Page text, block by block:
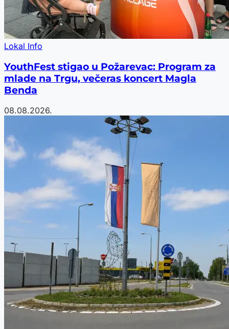
Lokal Info
YouthFest stigao u Požarevac: Program za
mlade na Trgu, večeras koncert Magla
Benda
08.08.2026.